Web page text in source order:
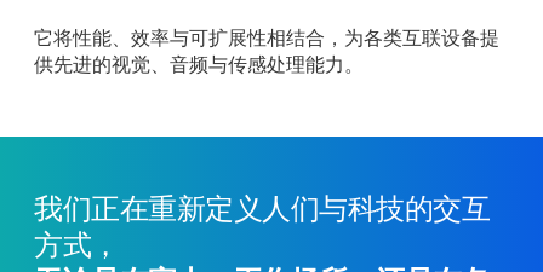
它将性能、效率与可扩展性相结合，为各类互联设备提
供先进的视觉、音频与传感处理能力。
我们正在重新定义人们与科技的交互
方式，